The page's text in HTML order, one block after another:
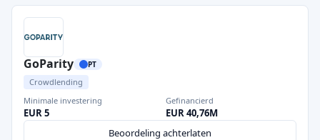
GoParity PT
Crowdlending
Minimale investering
EUR 5
Gefinancierd
EUR 40,76M
Beoordeling achterlaten